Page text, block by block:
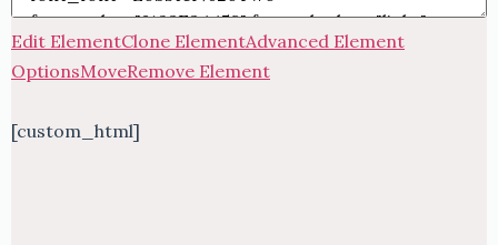
Edit ElementClone ElementAdvanced Element
OptionsMoveRemove Element
[custom_html]